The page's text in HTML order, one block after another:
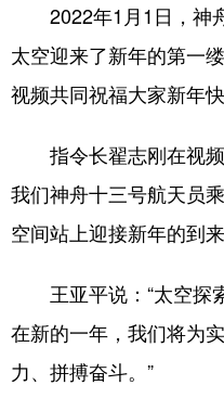
北京 天津
辽宁 吉林
山东 河南
广东 广西
2022年1月1日，神
太空迎来了新年的第一
视频共同祝福大家新年快
指令长翟志刚在视频
我们神舟十三号航天员
空间站上迎接新年的到
王亚平说：“太空探索
在新的一年，我们将为
力、拼搏奋斗。”